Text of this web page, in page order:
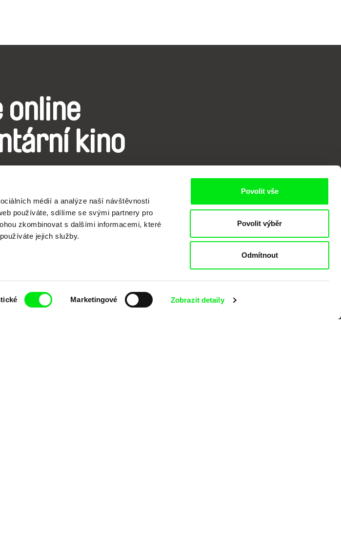
médií a analýze naší návštěvnosti
používáte, sdílíme se svými partnery pro
zkombinovat s dalšími informacemi, které
jejich služby.
Marketingové Zobrazit detaily
Povolit vše
Povolit výběr
Odmítnout
online
kino
evropských festivalů dokumentárního filmu sdružených do Doc
propagovat jeho rozmanitost a podporovat kvalitní autorské
filmy.
Doc Alliance